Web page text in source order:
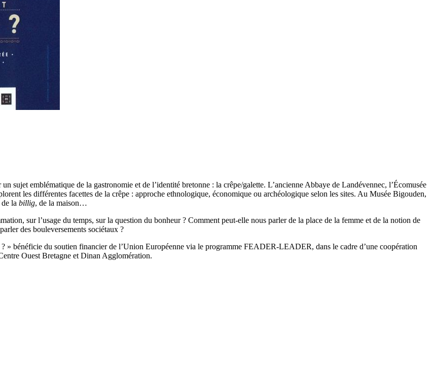
sujet emblématique de la gastronomie et de l’identité bretonne : la crêpe/galette. L’ancienne Abbaye de Landévennec, l’Écomusée
les différentes facettes de la crêpe : approche ethnologique, économique ou archéologique selon les sites. Au Musée Bigouden,
la billig, de la maison…
sur l’usage du temps, sur la question du bonheur ? Comment peut-elle nous parler de la place de la femme et de la notion de
des bouleversements sociétaux ?
» bénéficie du soutien financier de l’Union Européenne via le programme FEADER-LEADER, dans le cadre d’une coopération
Ouest Bretagne et Dinan Agglomération.